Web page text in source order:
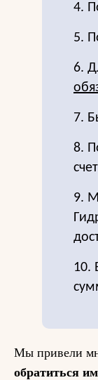
4.
5.
6.
7.
8.
9.
10.
Мы привели
обратиться